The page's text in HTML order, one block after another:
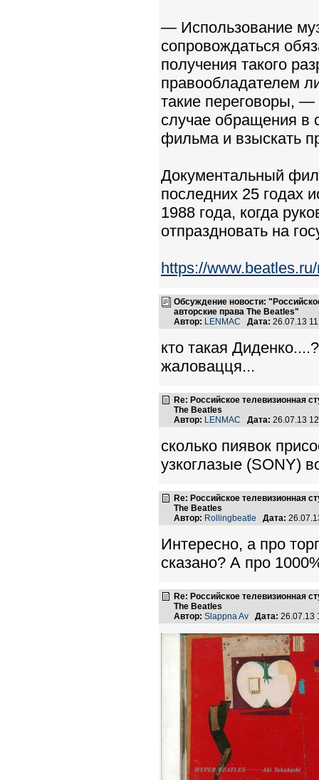
— Использование
сопровождаться
получения такого
правообладателем
такие переговоры, —
случае обращения в
фильма и взыскать
Документальный
последних 25 годах
1988 года, когда
отпраздновать на
https://
Обсуждение новости:
авторские права The Beatles"
Автор: LENMAC Дата: 26.07.13
кто такая
жаловацця...
Re: Российское телевизионная
The Beatles
Автор: LENMAC Дата: 26.07.13
сколько пиявок
узкоглазые (SONY)
Re: Российское телевизионная
The Beatles
Автор: Rollingbeatle Дата:
Интересно, а про
сказано? А про
Re: Российское телевизионная
The Beatles
Автор: Slappna Av Дата: